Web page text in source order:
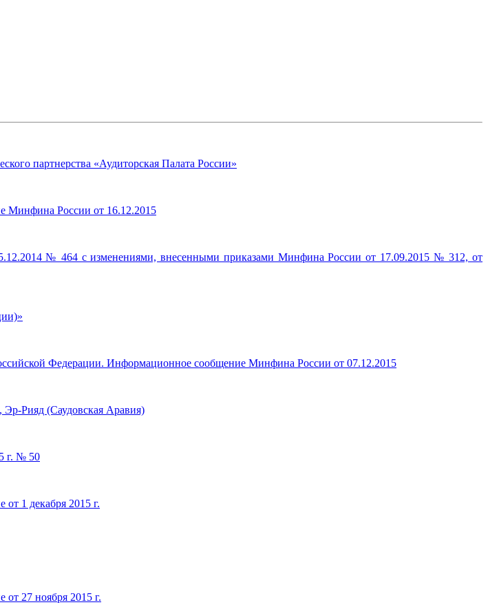
партнерства «Аудиторская Палата России»
Минфина России от 16.12.2015
№ 464 с изменениями, внесенными приказами Минфина России от 17.09.2015 № 312, от
Федерации. Информационное сообщение Минфина России от 07.12.2015
Рияд (Саудовская Аравия)
г. № 50
1 декабря 2015 г.
27 ноября 2015 г.